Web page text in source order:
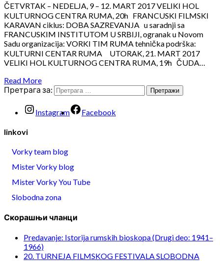
ČETVRTAK – NEDELJA, 9 – 12. MART 2017 VELIKI HOL
KULTURNOG CENTRA RUMA, 20h FRANCUSKI FILMSKI
KARAVAN ciklus: DOBA SAZREVANJA u saradnji sa
FRANCUSKIM INSTITUTOM U SRBIJI, ogranak u Novom
Sadu organizacija: VORKI TIM RUMA tehnička podrška:
KULTURNI CENTAR RUMA UTORAK, 21. MART 2017
VELIKI HOL KULTURNOG CENTRA RUMA, 19h ČUDA…
Read More
Претрага за:
Instagram Facebook
linkovi
Vorky team blog
Mister Vorky blog
Mister Vorky You Tube
Slobodna zona
Скорашњи чланци
Predavanje: Istorija rumskih bioskopa (Drugi deo: 1941–
1966)
20. TURNEJA FILMSKOG FESTIVALA SLOBODNA